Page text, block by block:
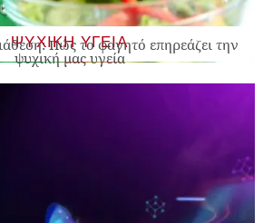
ΨΥΧΙΚΗ ΥΓΕΙΑ
Πώς το φαγητό επηρεάζει την
ψυχική μας υγεία